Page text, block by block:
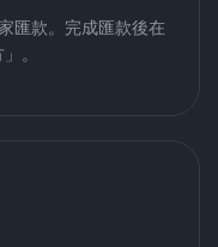
匯款。完成匯款後在
。